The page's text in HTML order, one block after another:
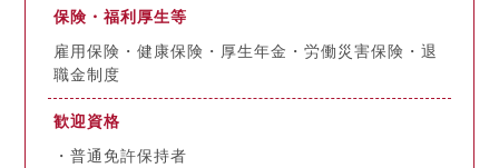
保険・福利厚生等
雇用保険・健康保険・厚生年金・労働災害保険・退
職金制度
歓迎資格
・普通免許保持者